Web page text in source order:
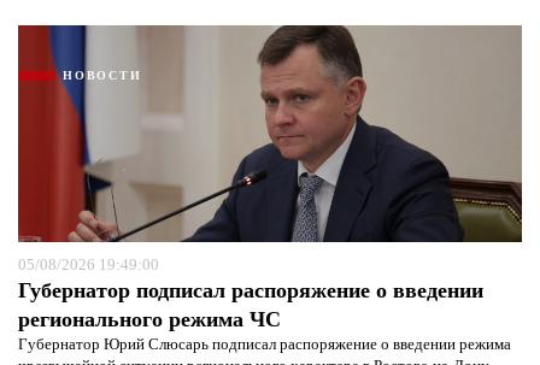
НОВОСТИ
05/08/2026 19:49:00
Губернатор подписал распоряжение о введении
регионального режима ЧС
Губернатор Юрий Слюсарь подписал распоряжение о введении режима